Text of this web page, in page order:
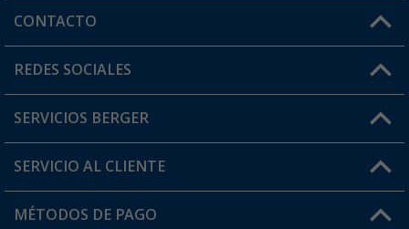
CONTACTO
Horario de atención al cliente:
¿Tienes alguna duda?
REDES SOCIALES
SERVICIOS BERGER
Conviértete en distribuidor
Mi cuenta
SERVICIO AL CLIENTE
FAQ y Contacto
MÉTODOS DE PAGO